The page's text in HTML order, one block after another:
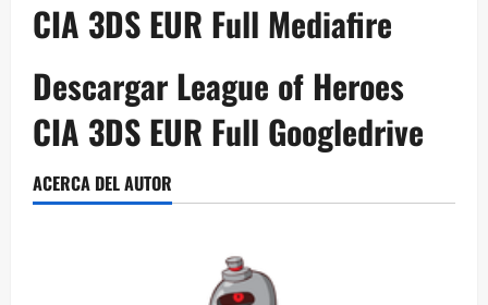
CIA 3DS EUR Full Mediafire
Descargar League of Heroes
CIA 3DS EUR Full Googledrive
ACERCA DEL AUTOR